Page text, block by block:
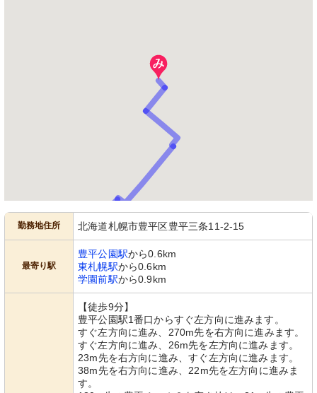
勤務地住所 北海道札幌市豊平区豊平三条11-2-15
最寄り駅
豊平公園駅から0.6km
東札幌駅から0.6km
学園前駅から0.9km
【徒歩9分】
豊平公園駅1番口からすぐ左方向に進みます。
すぐ左方向に進み、270m先を右方向に進みます。
すぐ左方向に進み、26m先を左方向に進みます。
23m先を右方向に進み、すぐ左方向に進みます。
38m先を右方向に進み、22m先を左方向に進みま
す。